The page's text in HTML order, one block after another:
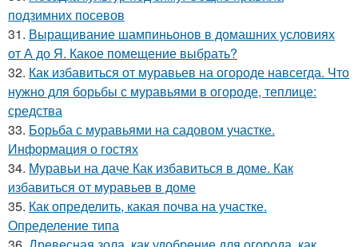
подзимних посевов
31. Выращивание шампиньонов в домашних условиях
от А до Я. Какое помещение выбрать?
32. Как избавиться от муравьев на огороде навсегда. Что
нужно для борьбы с муравьями в огороде, теплице:
средства
33. Борьба с муравьями на садовом участке.
Информация о гостях
34. Муравьи на даче Как избавиться в доме. Как
избавиться от муравьев в доме
35. Как определить, какая почва на участке.
Определение типа